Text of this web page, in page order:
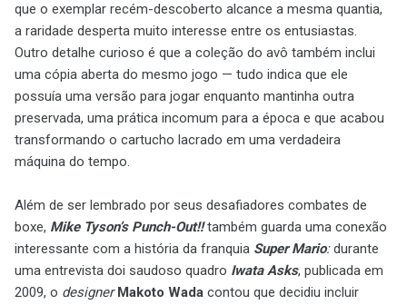
que o exemplar recém-descoberto alcance a mesma quantia,
a raridade desperta muito interesse entre os entusiastas.
Outro detalhe curioso é que a coleção do avô também inclui
uma cópia aberta do mesmo jogo — tudo indica que ele
possuía uma versão para jogar enquanto mantinha outra
preservada, uma prática incomum para a época e que acabou
transformando o cartucho lacrado em uma verdadeira
máquina do tempo.
Além de ser lembrado por seus desafiadores combates de
boxe, Mike Tyson’s Punch-Out!!também guarda uma conexão
interessante com a história da franquia Super Mario:durante
uma entrevista doi saudoso quadro Iwata Asks, publicada em
2009, o designer Makoto Wada contou que decidiu incluir